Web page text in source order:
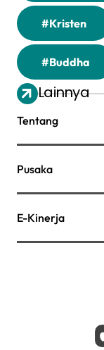
#Kristen
#Buddha
Lainnya
Tentang
Pusaka
E-Kinerja